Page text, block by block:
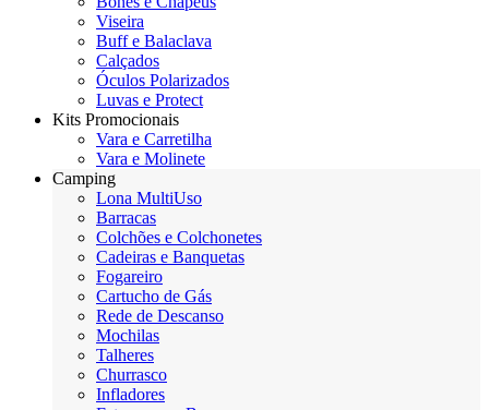
Viseira
Buff e Balaclava
Calçados
Óculos Polarizados
Luvas e Protect
Kits Promocionais
Vara e Carretilha
Vara e Molinete
Camping
Lona MultiUso
Barracas
Colchões e Colchonetes
Cadeiras e Banquetas
Fogareiro
Cartucho de Gás
Rede de Descanso
Mochilas
Talheres
Churrasco
Infladores